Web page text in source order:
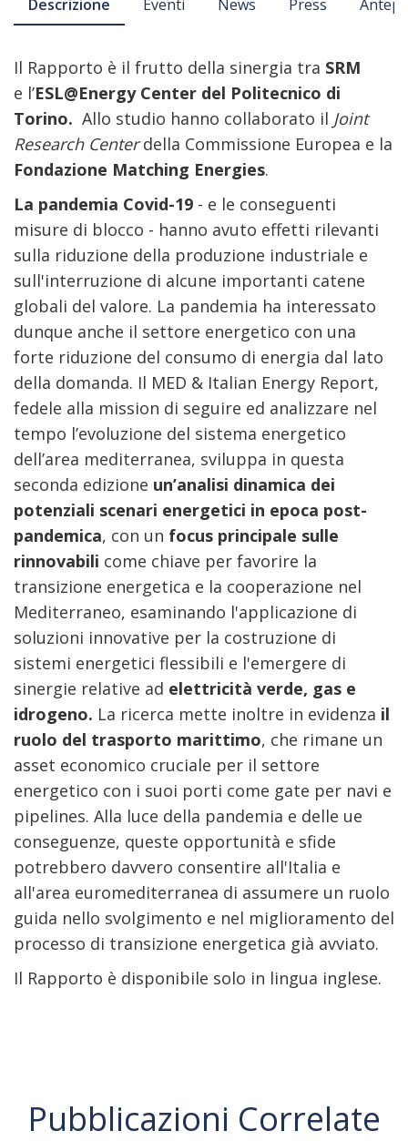
Descrizione Eventi News Press
Il Rapporto è il frutto della sinergia tra SRM
e l’ESL@Energy Center del Politecnico di
Torino. Allo studio hanno collaborato il Joint
Research Centerdella Commissione Europea e la
Fondazione Matching Energies.
La pandemia Covid-19 - e le conseguenti
misure di blocco - hanno avuto effetti rilevanti
sulla riduzione della produzione industriale e
sull'interruzione di alcune importanti catene
globali del valore. La pandemia ha interessato
dunque anche il settore energetico con una
forte riduzione del consumo di energia dal lato
della domanda. Il MED & Italian Energy Report,
fedele alla mission di seguire ed analizzare nel
tempo l’evoluzione del sistema energetico
dell’area mediterranea, sviluppa in questa
seconda edizione un’analisi dinamica dei
potenziali scenari energetici in epoca post-
pandemica, con un focus principale sulle
rinnovabili come chiave per favorire la
transizione energetica e la cooperazione nel
Mediterraneo, esaminando l'applicazione di
soluzioni innovative per la costruzione di
sistemi energetici flessibili e l'emergere di
sinergie relative ad elettricità verde, gas e
idrogeno. La ricerca mette inoltre in evidenza il
ruolo del trasporto marittimo, che rimane un
asset economico cruciale per il settore
energetico con i suoi porti come gate per navi e
pipelines. Alla luce della pandemia e delle ue
conseguenze, queste opportunità e sfide
potrebbero davvero consentire all'Italia e
all'area euromediterranea di assumere un ruolo
guida nello svolgimento e nel miglioramento del
processo di transizione energetica già avviato.
Il Rapporto è disponibile solo in lingua inglese.
Pubblicazioni Correlate